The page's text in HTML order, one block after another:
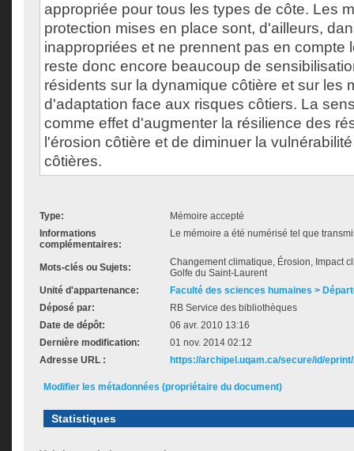
appropriée pour tous les types de côte. Les
protection mises en place sont, d'ailleurs,
inappropriées et ne prennent pas en compte
reste donc encore beaucoup de
résidents sur la dynamique côtière et sur les
d'adaptation face aux risques côtiers. La
comme effet d'augmenter la résilience des
l'érosion côtière et de diminuer la
côtières.
Type:
Mémoire accepté
Informations
complémentaires:
Le mémoire a été numérisé tel que
Mots-clés ou Sujets:
Changement climatique, Érosion, Impact
Golfe du Saint-Laurent
Unité d'appartenance:
Faculté des sciences humaines >
Déposé par:
RB Service des bibliothèques
Date de dépôt:
06 avr. 2010 13:16
Dernière modification:
01 nov. 2014 02:12
Adresse URL :
https://archipel.uqam.ca/secure/id/
Modifier les métadonnées (propriétaire du document)
Statistiques